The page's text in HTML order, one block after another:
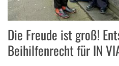
Die Freude ist groß!
Beihilfenrecht für IN